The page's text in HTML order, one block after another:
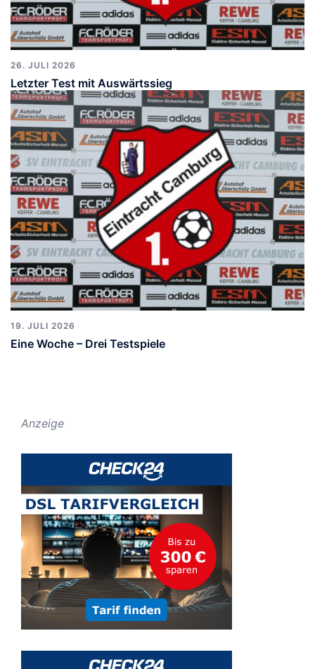
26. JULI 2026
Letzter Test mit Auswärtssieg
19. JULI 2026
Eine Woche – Drei Testspiele
Anzeige